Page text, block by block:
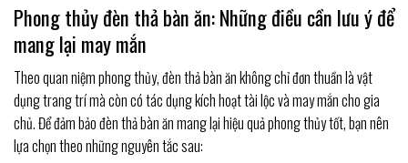
Phong thủy đèn thả bàn ăn: Những điều cần lưu ý để
mang lại may mắn
Theo quan niệm phong thủy, đèn thả bàn ăn không chỉ đơn thuần là vật
dụng trang trí mà còn có tác dụng kích hoạt tài lộc và may mắn cho gia
chủ. Để đảm bảo đèn thả bàn ăn mang lại hiệu quả phong thủy tốt, bạn nên
lựa chọn theo những nguyên tắc sau: